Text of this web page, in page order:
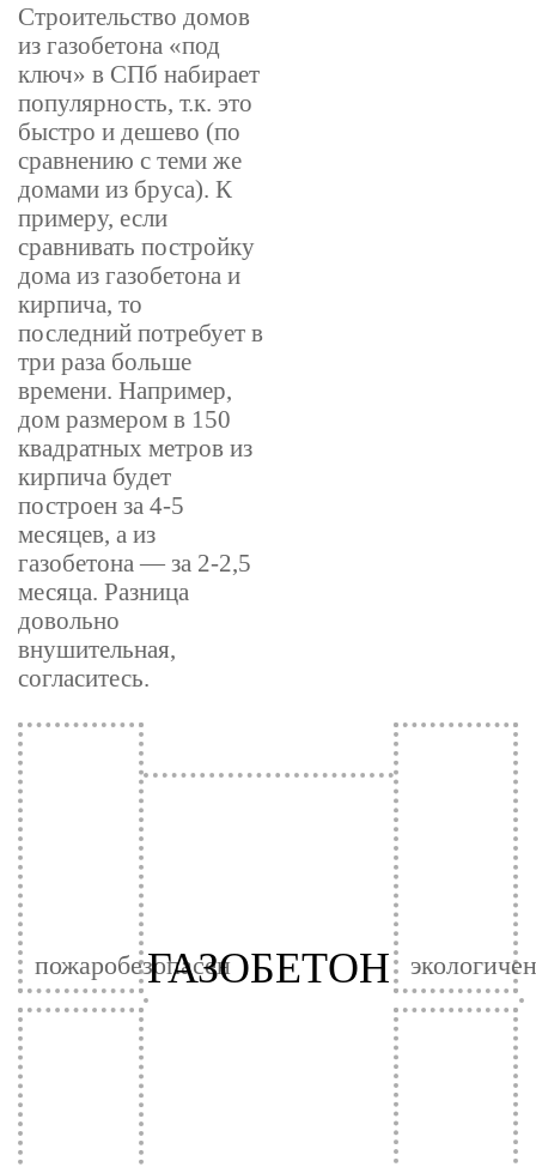
Строительство домов
из газобетона «под
ключ» в СПб набирает
популярность, т.к. это
быстро и дешево (по
сравнению с теми же
домами из бруса). К
примеру, если
сравнивать постройку
дома из газобетона и
кирпича, то
последний потребует в
три раза больше
времени. Например,
дом размером в 150
квадратных метров из
кирпича будет
построен за 4-5
месяцев, а из
газобетона — за 2-2,5
месяца. Разница
довольно
внушительная,
согласитесь.
пожаробезопасен экологичен
ГАЗОБЕТОН